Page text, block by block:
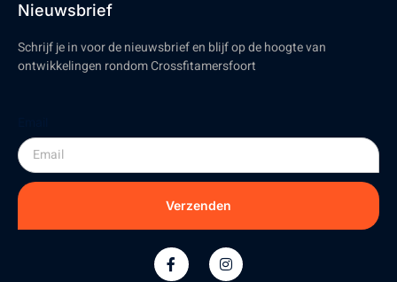
Nieuwsbrief
Schrijf je in voor de nieuwsbrief en blijf op de hoogte van
ontwikkelingen rondom Crossfitamersfoort
Verzenden